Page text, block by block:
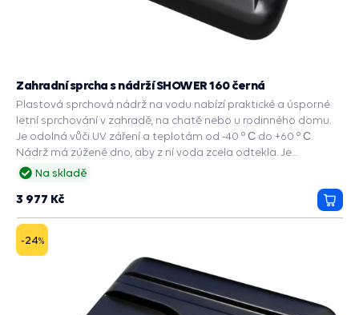
Na skladě
Zahradní sprcha s nádrží SHOWER 160 černá
Plastová sprchová nádrž na vodu nabízí praktické a úsporné
letní sprchování v zahradě, na chatě nebo u rodinného domu.
Je odolná vůči UV záření a teplotám od -40 ° С do +60 ° С.
Nádrž má zúžené dno, aby z ní voda zcela odtekla. Je
dodávána se sprchou.
3 977 Kč
do
-24%